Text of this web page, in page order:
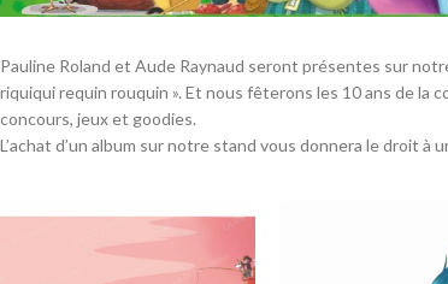
Pauline Roland et Aude Raynaud seront présentes sur
riquiqui requin rouquin ». Et nous fêterons les 10 ans de la
concours, jeux et goodies.
L’achat d’un album sur notre stand vous donnera le droit à